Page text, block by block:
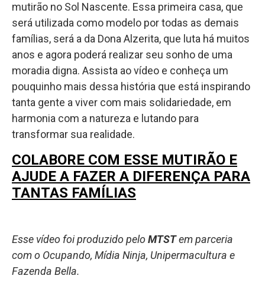
mutirão no Sol Nascente. Essa primeira casa, que
será utilizada como modelo por todas as demais
famílias, será a da Dona Alzerita, que luta há muitos
anos e agora poderá realizar seu sonho de uma
moradia digna. Assista ao vídeo e conheça um
pouquinho mais dessa história que está inspirando
tanta gente a viver com mais solidariedade, em
harmonia com a natureza e lutando para
transformar sua realidade.
COLABORE COM ESSE MUTIRÃO E
AJUDE A FAZER A DIFERENÇA PARA
TANTAS FAMÍLIAS
Esse vídeo foi produzido peloMTSTem parceria
com o Ocupando, Mídia Ninja, Unipermacultura e
Fazenda Bella.